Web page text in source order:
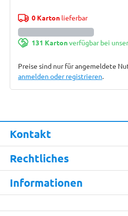
0 Kartonlieferbar
131 Kartonverfügbar bei
Preise sind nur für angemeldete
anmelden oder registrieren.
Kontakt
Rechtliches
Informationen